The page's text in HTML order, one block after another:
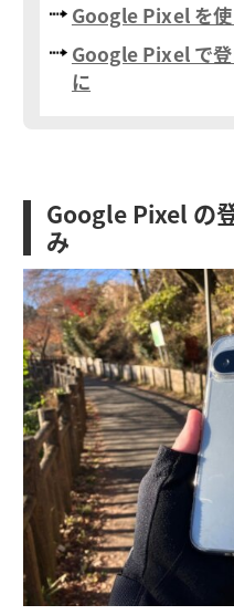
Google Pixel を
Google Pixel で
に
Google Pixel の
み